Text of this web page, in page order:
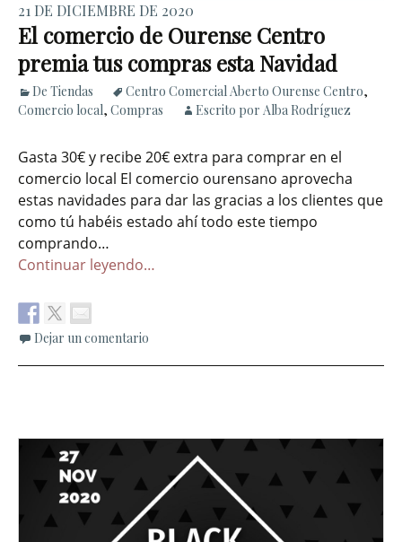
21 DE DICIEMBRE DE 2020
El comercio de Ourense Centro
premia tus compras esta Navidad
De Tiendas Centro Comercial Aberto Ourense Centro,
Comercio local, Compras Escrito por Alba Rodríguez
Gasta 30€ y recibe 20€ extra para comprar en el
comercio local El comercio ourensano aprovecha
estas navidades para dar las gracias a los clientes que
como tú habéis estado ahí todo este tiempo
comprando…
Continuar leyendo…
Dejar un comentario